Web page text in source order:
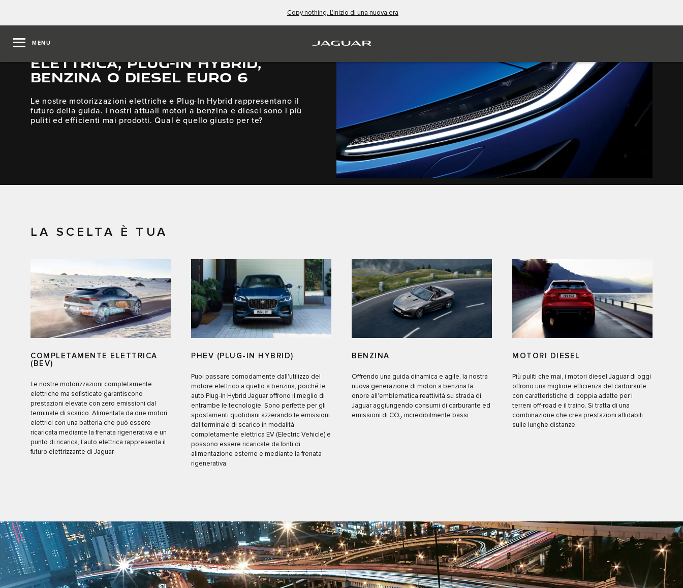
Copy nothing. L'inizio di una nuova era
MENU
ELETTRICA, PLUG-IN HYBRID,
BENZINA O DIESEL EURO 6
Le nostre motorizzazioni elettriche e Plug-In Hybrid rappresentano il
futuro della guida. I nostri attuali motori a benzina e diesel sono i più
puliti ed efficienti mai prodotti. Qual è quello giusto per te?
LA SCELTA È TUA
COMPLETAMENTE ELETTRICA
(BEV)
Le nostre motorizzazioni completamente
elettriche ma sofisticate garantiscono
prestazioni elevate con zero emissioni dal
terminale di scarico. Alimentata da due motori
elettrici con una batteria che può essere
ricaricata mediante la frenata rigenerativa e un
punto di ricarica, l'auto elettrica rappresenta il
futuro elettrizzante di Jaguar.
PHEV (PLUG-IN HYBRID)
Puoi passare comodamente dall'utilizzo del
motore elettrico a quello a benzina, poiché le
auto Plug-In Hybrid Jaguar offrono il meglio di
entrambe le tecnologie. Sono perfette per gli
spostamenti quotidiani azzerando le emissioni
dal terminale di scarico in modalità
completamente elettrica EV (Electric Vehicle) e
possono essere ricaricate da fonti di
alimentazione esterne e mediante la frenata
rigenerativa.
BENZINA
Offrendo una guida dinamica e agile, la nostra
nuova generazione di motori a benzina fa
onore all'emblematica reattività su strada di
Jaguar aggiungendo consumi di carburante ed
emissioni di CO2 incredibilmente bassi.
MOTORI DIESEL
Più puliti che mai, i motori diesel Jaguar di oggi
offrono una migliore efficienza del carburante
con caratteristiche di coppia adatte per i
terreni off-road e il traino. Si tratta di una
combinazione che crea prestazioni affidabili
sulle lunghe distanze.